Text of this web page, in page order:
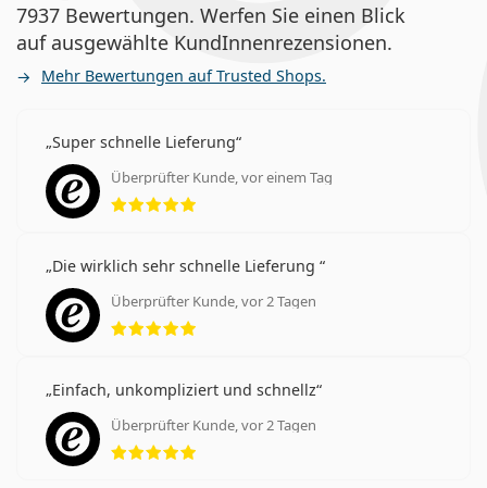
7937 Bewertungen. Werfen Sie einen Blick
auf ausgewählte KundInnenrezensionen.
Mehr Bewertungen auf Trusted Shops.
Super schnelle Lieferung
Überprüfter Kunde, vor einem Tag
Bewertung 5 aus 5
Die wirklich sehr schnelle Lieferung
Überprüfter Kunde, vor 2 Tagen
Bewertung 5 aus 5
Einfach, unkompliziert und schnellz
Überprüfter Kunde, vor 2 Tagen
Bewertung 5 aus 5